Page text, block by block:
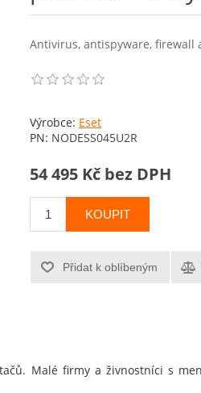
Antivirus, antispyware, firewall
Výrobce: Eset
PN: NODESS045U2R
54 495 Kč bez DPH
KOUPIT
Přidat k oblíbeným
Malé firmy a živnostníci s